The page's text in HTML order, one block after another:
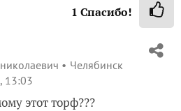
1 Спасибо!
Челябинск
13:03
этот торф???